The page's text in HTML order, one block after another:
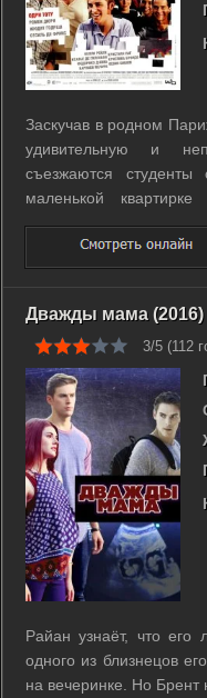
Заскучав в родном
удивительную и
съезжаются
маленькой
деловой англичанкой,
неутомимым
учиться. Однако вскоре
Дважды мама (2016)
3/5 (112
Райан узнаёт, что его
одного из близнецов
на вечеринке. Но Брент